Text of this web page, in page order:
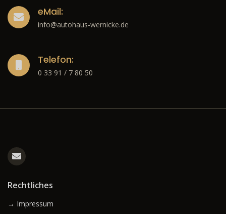
eMail:
info@autohaus-wernicke.de
Telefon:
0 33 91 / 7 80 50
Rechtliches
→ Impressum